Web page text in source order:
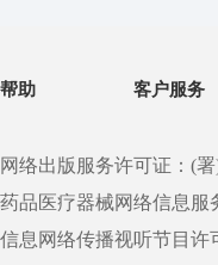
帮助 客户服务
网络出版服务许可证：(
药品医疗器械网络信息服
信息网络传播视听节目许